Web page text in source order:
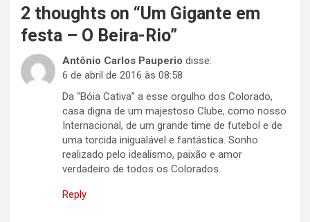
2 thoughts on “Um Gigante em
festa – O Beira-Rio”
Antônio Carlos Pauperio disse:
6 de abril de 2016 às 08:58
Da “Bóia Cativa” a esse orgulho dos Colorado,
casa digna de um majestoso Clube, como nosso
Internacional, de um grande time de futebol e de
uma torcida inigualável e fantástica. Sonho
realizado pelo idealismo, paixão e amor
verdadeiro de todos os Colorados.
Reply